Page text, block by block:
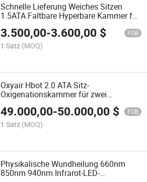
Schnelle Lieferung Weiches Sitzen
1.5ATA Faltbare Hyperbare Kammer für
Sporterholung und Hautgesundheit
3.500,00-3.600,00 $ FOB
1 Satz (MOQ)
Oxyair Hbot 2.0 ATA Sitz-
Oxigenationskammer für zwei
Sauerstoffkammer mit roter
Lichttherapie
49.000,00-50.000,00 $ FOB
1 Satz (MOQ)
Physikalische Wundheilung 660nm
850nm 940nm Infrarot-LED-